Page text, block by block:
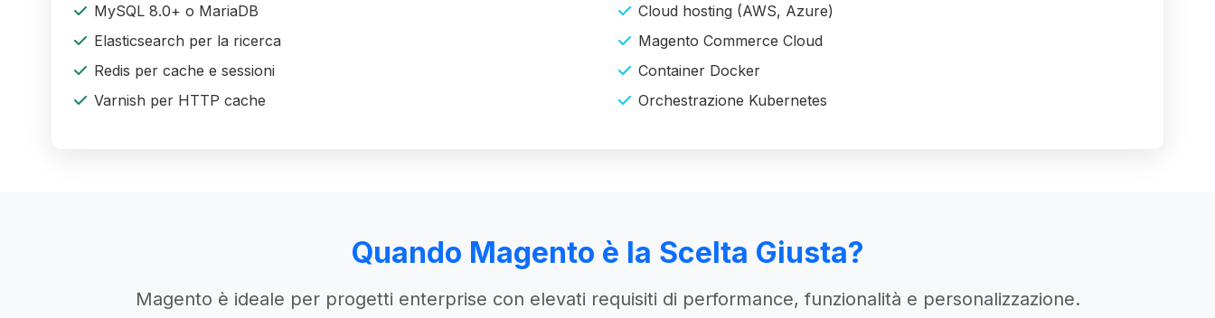
MySQL 8.0+ o MariaDB
Elasticsearch per la ricerca
Redis per cache e sessioni
Varnish per HTTP cache
Cloud hosting (AWS, Azure)
Magento Commerce Cloud
Container Docker
Orchestrazione Kubernetes
Quando Magento è la Scelta Giusta?
Magento è ideale per progetti enterprise con elevati requisiti di performance, funzionalità e personalizzazione.